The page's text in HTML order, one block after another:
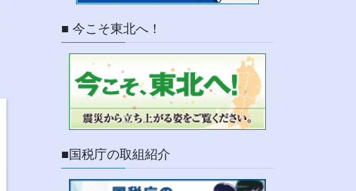
■ 今こそ東北へ！
■国税庁の取組紹介